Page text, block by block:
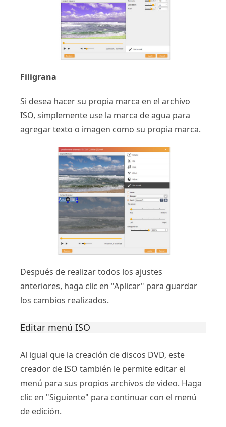
Filigrana
Si desea hacer su propia marca en el archivo
ISO, simplemente use la marca de agua para
agregar texto o imagen como su propia marca.
Después de realizar todos los ajustes
anteriores, haga clic en "Aplicar" para guardar
los cambios realizados.
Editar menú ISO
Al igual que la creación de discos DVD, este
creador de ISO también le permite editar el
menú para sus propios archivos de video. Haga
clic en "Siguiente" para continuar con el menú
de edición.